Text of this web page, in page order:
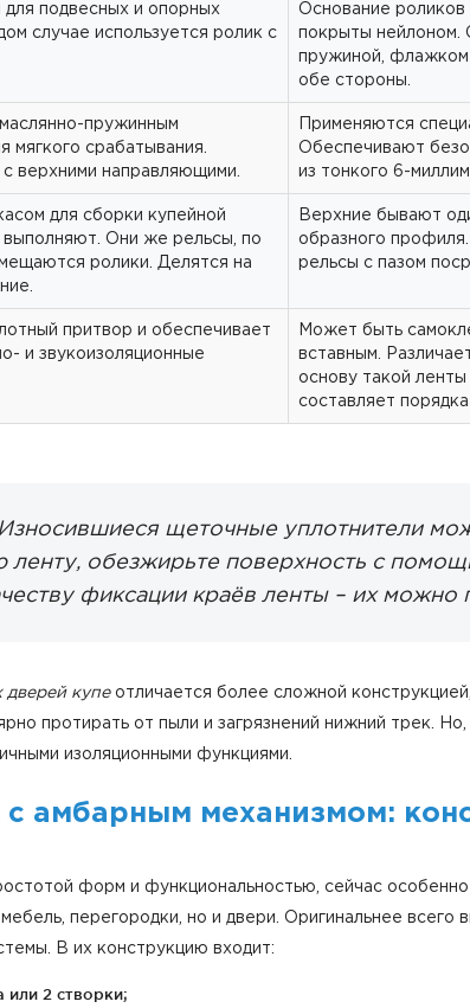
для подвесных и опорных
случае используется ролик с
Основание роликов
покрыты нейлоном.
пружиной, флажком
обе стороны.
пружинным
мягкого срабатывания.
верхними направляющими.
Применяются
Обеспечивают
из тонкого 6-
для сборки купейной
выполняют. Они же рельсы, по
ролики. Делятся на
Верхние бывают
образного
рельсы с пазом
притвор и обеспечивает
и звукоизоляционные
Может быть
вставным.
основу такой
составляет порядка
щеточные уплотнители
ленту, обезжирьте поверхность с
фиксации краёв ленты – их можно
купеотличается более сложной
протирать от пыли и загрязнений нижний трек.
изоляционными функциями.
с амбарным механизмом:
форм и функциональностью, сейчас
перегородки, но и двери. Оригинальнее
В их конструкцию входит:
или 2 створки;